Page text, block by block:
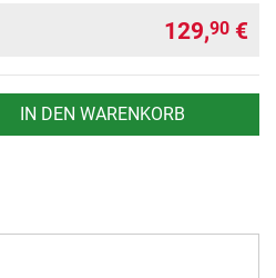
129,90 €
IN DEN WARENKORB